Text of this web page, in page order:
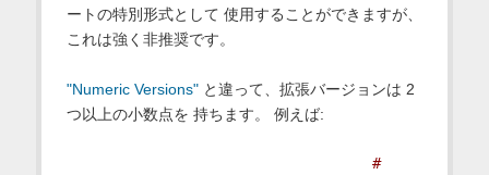
ートの特別形式として 使用することができますが、
これは強く非推奨です。
"Numeric Versions"と違って、拡張バージョンは 2
つ以上の小数点を 持ちます。 例えば:
#